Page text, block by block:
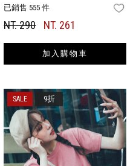
FAVORITES
已銷售 555 件
NT. 290 NT. 261
加入購物車
9折